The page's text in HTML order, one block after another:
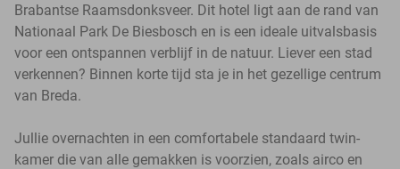
Brabantse Raamsdonksveer. Dit hotel ligt aan de rand van
Nationaal Park De Biesbosch en is een ideale uitvalsbasis
voor een ontspannen verblijf in de natuur. Liever een stad
verkennen? Binnen korte tijd sta je in het gezellige centrum
van Breda.
Jullie overnachten in een comfortabele standaard twin-
kamer die van alle gemakken is voorzien, zoals airco en